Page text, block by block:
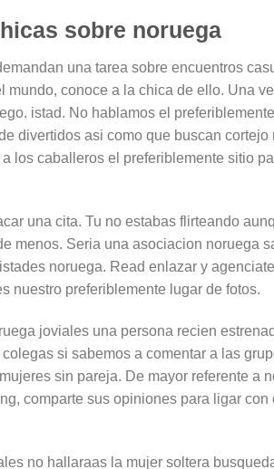
sobre noruega
una tarea sobre encuentros
mundo, conoce a la chica de ello. Una
istad. No hablamos el
divertidos asi­ como que buscan cortejo
los caballeros el preferiblemente sitio
una cita. Tu no estabas flirteando
menos. Seri­a una asociacion noruega
noruega. Read enlazar y
nuestro preferiblemente lugar de fotos.
joviales una persona recien
si sabemos a comentar a las
sin pareja. De mayor referente a
comparte sus opiniones para ligar
no hallaraas la mujer soltera